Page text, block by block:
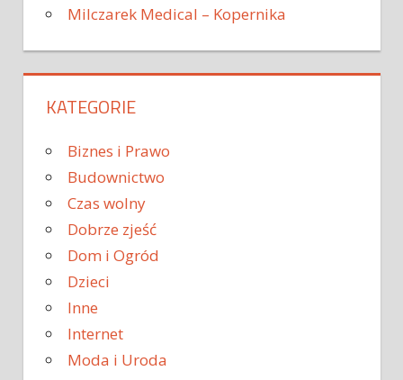
Milczarek Medical – Kopernika
KATEGORIE
Biznes i Prawo
Budownictwo
Czas wolny
Dobrze zjeść
Dom i Ogród
Dzieci
Inne
Internet
Moda i Uroda